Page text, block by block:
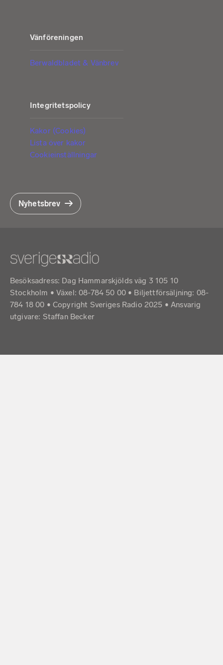
Vänföreningen
Berwaldbladet & Vänbrev
Integritetspolicy
Kakor (Cookies)
Lista över kakor
Cookieinställningar
Nyhetsbrev
Besöksadress: Dag Hammarskjölds väg 3 105 10
Stockholm • Växel: 08-784 50 00 • Biljettförsäljning: 08-
784 18 00 • Copyright Sveriges Radio 2025 •Ansvarig
utgivare: Staffan Becker